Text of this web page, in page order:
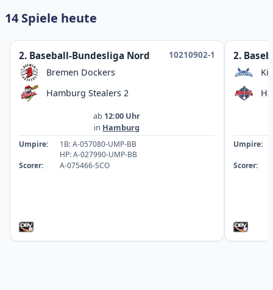
14 Spiele heute
2. Baseball-Bundesliga Nord
10210902-1
Bremen Dockers
Hamburg Stealers 2
ab 12:00 Uhr
in Hamburg
Umpire:
1B: A-057080-UMP-BB
HP: A-027990-UMP-BB
Scorer:
A-075466-SCO
2.
Umpire:
Scorer: